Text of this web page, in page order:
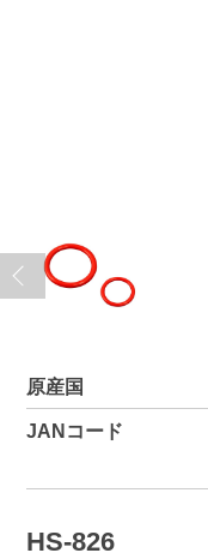
原産国
JANコード
HS-826